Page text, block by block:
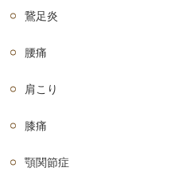
鵞足炎
腰痛
肩こり
膝痛
顎関節症